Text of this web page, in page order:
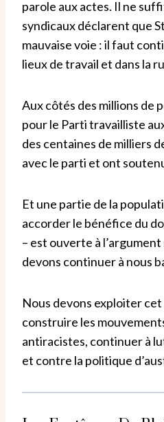
parole aux actes. Il ne
syndicaux déclarent que
mauvaise voie : il faut
lieux de travail et dans la
Aux côtés des millions de
pour le Parti travailliste
des centaines de milliers
avec le parti et ont
Et une partie de la
accorder le bénéfice du
– est ouverte à
devons continuer à nous
Nous devons exploiter
construire les
antiracistes, continuer à
et contre la politique